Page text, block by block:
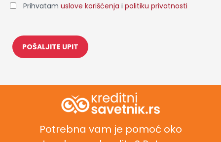
Prihvatam uslove korišćenja i politiku privatnosti
Potrebna vam je pomoć oko